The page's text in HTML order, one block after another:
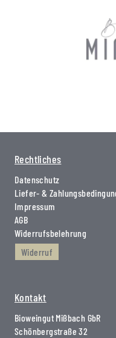
Rechtliches
Datenschutz
Liefer- &
Impressum
AGB
Widerrufsbelehrung
Widerruf
Kontakt
Bioweingut Mißbach GbR
Schönbergstraße 32